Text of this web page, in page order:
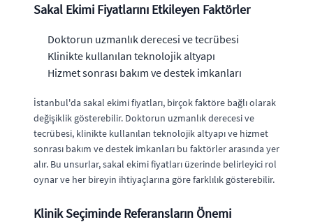
Sakal Ekimi Fiyatlarını Etkileyen Faktörler
Doktorun uzmanlık derecesi ve tecrübesi
Klinikte kullanılan teknolojik altyapı
Hizmet sonrası bakım ve destek imkanları
İstanbul'da sakal ekimi fiyatları, birçok faktöre bağlı olarak
değişiklik gösterebilir. Doktorun uzmanlık derecesi ve
tecrübesi, klinikte kullanılan teknolojik altyapı ve hizmet
sonrası bakım ve destek imkanları bu faktörler arasında yer
alır. Bu unsurlar, sakal ekimi fiyatları üzerinde belirleyici rol
oynar ve her bireyin ihtiyaçlarına göre farklılık gösterebilir.
Klinik Seçiminde Referansların Önemi